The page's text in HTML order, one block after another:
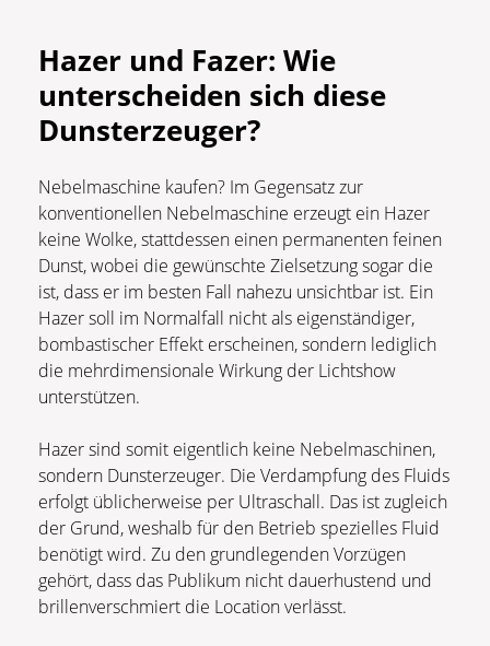
Hazer und Fazer: Wie
unterscheiden sich diese
Dunsterzeuger?
Nebelmaschine kaufen? Im Gegensatz zur
konventionellen Nebelmaschine erzeugt ein Hazer
keine Wolke, stattdessen einen permanenten feinen
Dunst, wobei die gewünschte Zielsetzung sogar die
ist, dass er im besten Fall nahezu unsichtbar ist. Ein
Hazer soll im Normalfall nicht als eigenständiger,
bombastischer Effekt erscheinen, sondern lediglich
die mehrdimensionale Wirkung der Lichtshow
unterstützen.
Hazer sind somit eigentlich keine Nebelmaschinen,
sondern Dunsterzeuger. Die Verdampfung des Fluids
erfolgt üblicherweise per Ultraschall. Das ist zugleich
der Grund, weshalb für den Betrieb spezielles Fluid
benötigt wird. Zu den grundlegenden Vorzügen
gehört, dass das Publikum nicht dauerhustend und
brillenverschmiert die Location verlässt.